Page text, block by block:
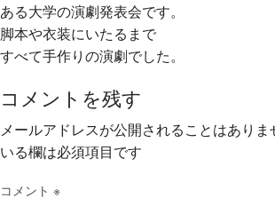
ある大学の演劇発表会です。
脚本や衣装にいたるまで
すべて手作りの演劇でした。
コメントを残す
メールアドレスが公開されることはありま
いる欄は必須項目です
コメント ※